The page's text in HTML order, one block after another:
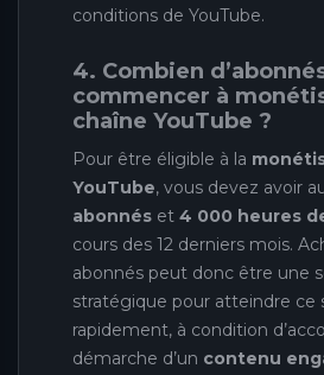
conditions de YouTube.
4. Combien
commencer à
chaîne YouTube ?
Pour être éligible à la
YouTube, vous devez avoir
abonnés et 4 000 heures
cours des 12 derniers mois.
abonnés peut donc être une
stratégique pour atteindre ce
rapidement, à condition
démarche d’un contenu